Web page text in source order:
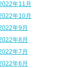
年11月
年10月
年9月
年8月
年7月
年6月